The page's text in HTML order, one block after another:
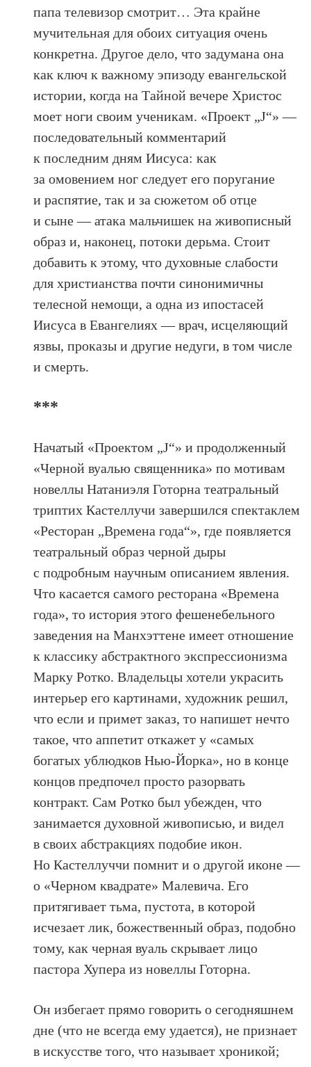
папа телевизор смотрит… Эта крайне
мучительная для обоих ситуация очень
конкретна. Другое дело, что задумана она
как ключ к важному эпизоду евангельской
истории, когда на Тайной вечере Христос
моет ноги своим ученикам. «Проект „J“» —
последовательный комментарий
к последним дням Иисуса: как
за омовением ног следует его поругание
и распятие, так и за сюжетом об отце
и сыне — атака мальчишек на живописный
образ и, наконец, потоки дерьма. Стоит
добавить к этому, что духовные слабости
для христианства почти синонимичны
телесной немощи, а одна из ипостасей
Иисуса в Евангелиях — врач, исцеляющий
язвы, проказы и другие недуги, в том числе
и смерть.
***
Начатый «Проектом „J“» и продолженный
«Черной вуалью священника» по мотивам
новеллы Натаниэля Готорна театральный
триптих Кастеллучи завершился спектаклем
«Ресторан „Времена года“», где появляется
театральный образ черной дыры
с подробным научным описанием явления.
Что касается самого ресторана «Времена
года», то история этого фешенебельного
заведения на Манхэттене имеет отношение
к классику абстрактного экспрессионизма
Марку Ротко. Владельцы хотели украсить
интерьер его картинами, художник решил,
что если и примет заказ, то напишет нечто
такое, что аппетит откажет у «самых
богатых ублюдков Нью-Йорка», но в конце
концов предпочел просто разорвать
контракт. Сам Ротко был убежден, что
занимается духовной живописью, и видел
в своих абстракциях подобие икон.
Но Кастеллуччи помнит и о другой иконе —
о «Черном квадрате» Малевича. Его
притягивает тьма, пустота, в которой
исчезает лик, божественный образ, подобно
тому, как черная вуаль скрывает лицо
пастора Хупера из новеллы Готорна.
Он избегает прямо говорить о сегодняшнем
дне (что не всегда ему удается), не признает
в искусстве того, что называет хроникой;